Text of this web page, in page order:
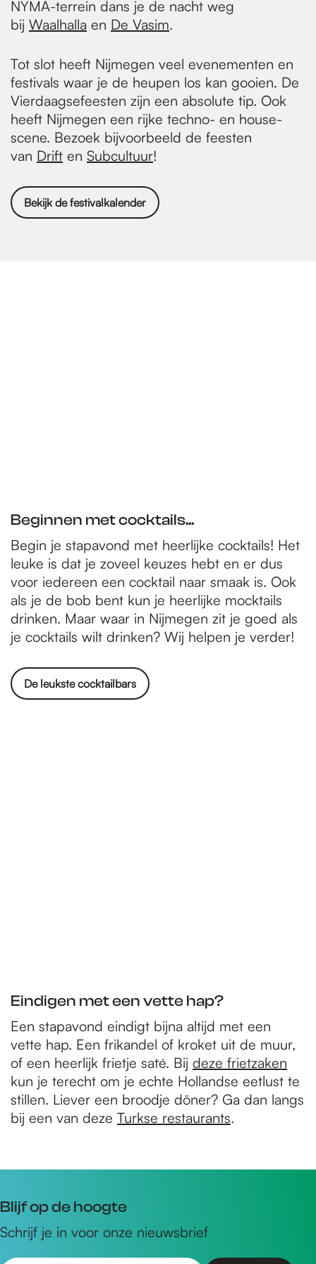
NYMA-terrein dans je de nacht weg
bij Waalhalla en De Vasim.
Tot slot heeft Nijmegen veel evenementen en
festivals waar je de heupen los kan gooien. De
Vierdaagsefeesten zijn een absolute tip. Ook
heeft Nijmegen een rijke techno- en house-
scene. Bezoek bijvoorbeeld de feesten
van Drift en Subcultuur!
Bekijk de festivalkalender
Beginnen met cocktails...
Begin je stapavond met heerlijke cocktails! Het
leuke is dat je zoveel keuzes hebt en er dus
voor iedereen een cocktail naar smaak is. Ook
als je de bob bent kun je heerlijke mocktails
drinken. Maar waar in Nijmegen zit je goed als
je cocktails wilt drinken? Wij helpen je verder!
De leukste cocktailbars
Eindigen met een vette hap?
Een stapavond eindigt bijna altijd met een
vette hap. Een frikandel of kroket uit de muur,
of een heerlijk frietje saté. Bij deze frietzaken
kun je terecht om je echte Hollandse eetlust te
stillen. Liever een broodje döner? Ga dan langs
bij een van deze Turkse restaurants.
Blijf op de hoogte
Schrijf je in voor onze nieuwsbrief